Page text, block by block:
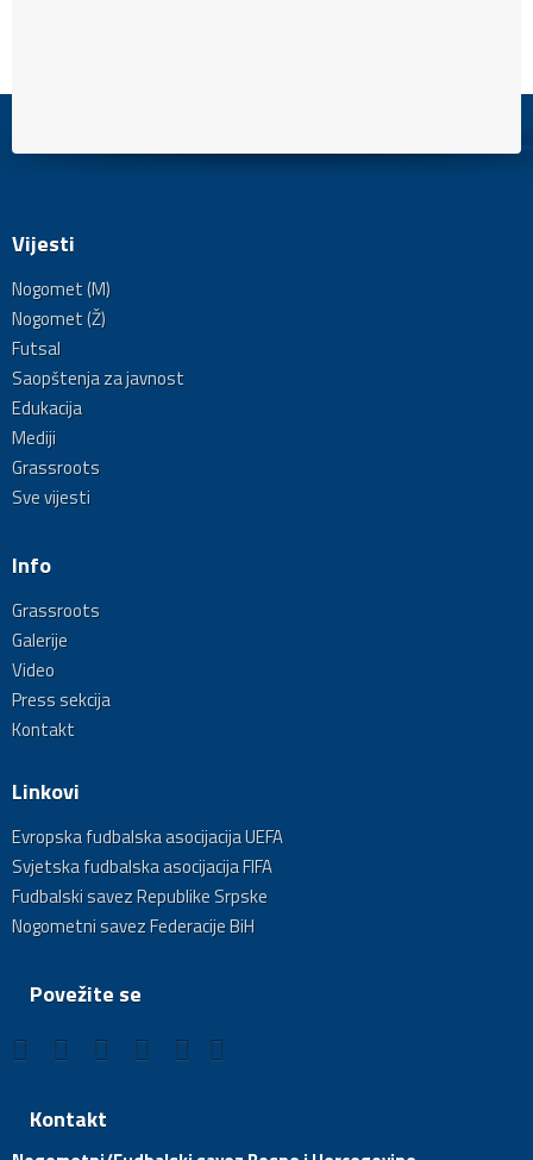
Vijesti
Nogomet (M)
Nogomet (Ž)
Futsal
Saopštenja za javnost
Edukacija
Mediji
Grassroots
Sve vijesti
Info
Grassroots
Galerije
Video
Press sekcija
Kontakt
Linkovi
Evropska fudbalska asocijacija UEFA
Svjetska fudbalska asocijacija FIFA
Fudbalski savez Republike Srpske
Nogometni savez Federacije BiH
Povežite se
Kontakt